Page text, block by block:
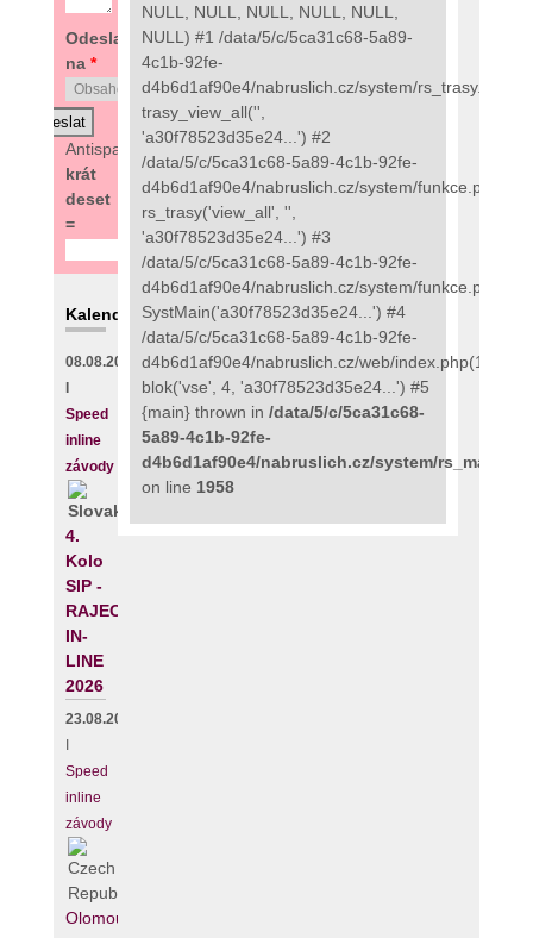
Odeslat
na *
Antispam:
7
krát
deset
=
Kalendář
08.08.2026
Speed
inline
závody
4.
Kolo
SIP -
RAJECKÝ
IN-
LINE
2026
23.08.2026
Speed
inline
závody
Olomouc
NULL, NULL, NULL, NULL, NULL,
NULL) #1 /data/5/c/5ca31c68-5a89-
4c1b-92fe-
d4b6d1af90e4/nabruslich.cz/system/
trasy_view_all('',
'a30f78523d35e24...') #2
/data/5/c/5ca31c68-5a89-4c1b-92fe-
d4b6d1af90e4/nabruslich.cz/system/
rs_trasy('view_all', '',
'a30f78523d35e24...') #3
/data/5/c/5ca31c68-5a89-4c1b-92fe-
d4b6d1af90e4/nabruslich.cz/system/
SystMain('a30f78523d35e24...') #4
/data/5/c/5ca31c68-5a89-4c1b-92fe-
d4b6d1af90e4/nabruslich.cz/web/index.php(111):
blok('vse', 4, 'a30f78523d35e24...') #5
{main} thrown in /data/5/c/5ca31c68-
5a89-4c1b-92fe-
d4b6d1af90e4/nabruslich.cz/system/
on line 1958